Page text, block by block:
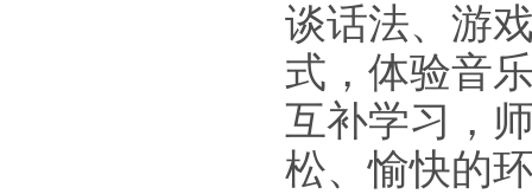
谈话法、游
式，体验音
互补学习，
松、愉快的